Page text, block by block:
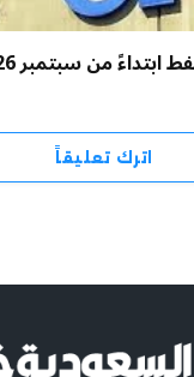
ابتداءً من سبتمبر 2026
اترك تعليقاً